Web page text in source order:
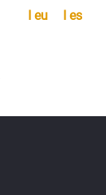
I eu I es